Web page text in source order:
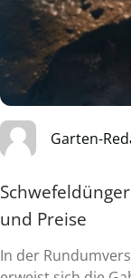
Garten-
und Preise
In der